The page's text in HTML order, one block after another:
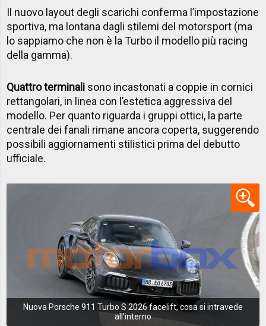
Il nuovo layout degli scarichi conferma l’impostazione
sportiva, ma lontana dagli stilemi del motorsport (ma
lo sappiamo che non è la Turbo il modello più racing
della gamma).
Quattro terminali sono incastonati a coppie in cornici
rettangolari, in linea con l’estetica aggressiva del
modello. Per quanto riguarda i gruppi ottici, la parte
centrale dei fanali rimane ancora coperta, suggerendo
possibili aggiornamenti stilistici prima del debutto
ufficiale.
Nuova Porsche 911 Turbo S 2026 facelift, cosa si intravede
all'interno